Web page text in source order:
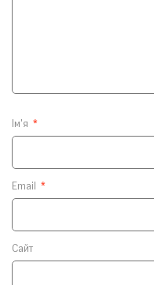
Ім'я *
Email *
Сайт